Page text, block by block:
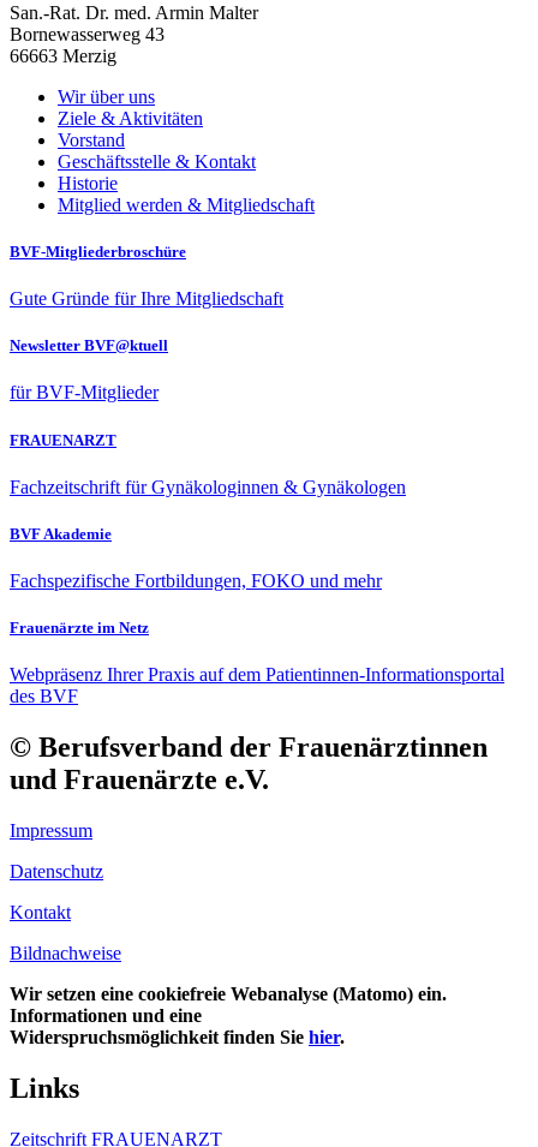
San.-Rat. Dr. med. Armin Malter
Bornewasserweg 43
66663 Merzig
Wir über uns
Ziele & Aktivitäten
Vorstand
Geschäftsstelle & Kontakt
Historie
Mitglied werden & Mitgliedschaft
BVF-Mitgliederbroschüre
Gute Gründe für Ihre Mitgliedschaft
Newsletter BVF@ktuell
für BVF-Mitglieder
FRAUENARZT
Fachzeitschrift für Gynäkologinnen & Gynäkologen
BVF Akademie
Fachspezifische Fortbildungen, FOKO und mehr
Frauenärzte im Netz
Webpräsenz Ihrer Praxis auf dem Patientinnen-Informationsportal
des BVF
© Berufsverband der Frauenärztinnen
und Frauenärzte e.V.
Impressum
Datenschutz
Kontakt
Bildnachweise
Wir setzen eine cookiefreie Webanalyse (Matomo) ein.
Informationen und eine
Widerspruchsmöglichkeit finden Sie hier.
Links
Zeitschrift FRAUENARZT